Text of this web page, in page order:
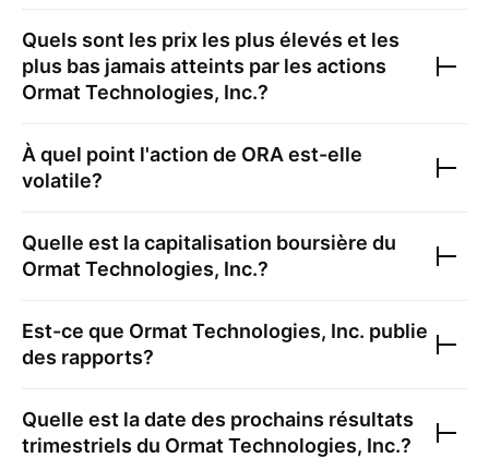
Quels sont les prix les plus élevés et les
plus bas jamais atteints par les actions
Ormat Technologies, Inc.?
À quel point l'action de ORA est-elle
volatile?
Quelle est la capitalisation boursière du
Ormat Technologies, Inc.?
Est-ce que Ormat Technologies, Inc. publie
des rapports?
Quelle est la date des prochains résultats
trimestriels du Ormat Technologies, Inc.?